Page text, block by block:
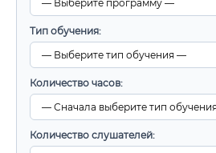
Тип обучения:
Количество часов:
Количество слушателей: